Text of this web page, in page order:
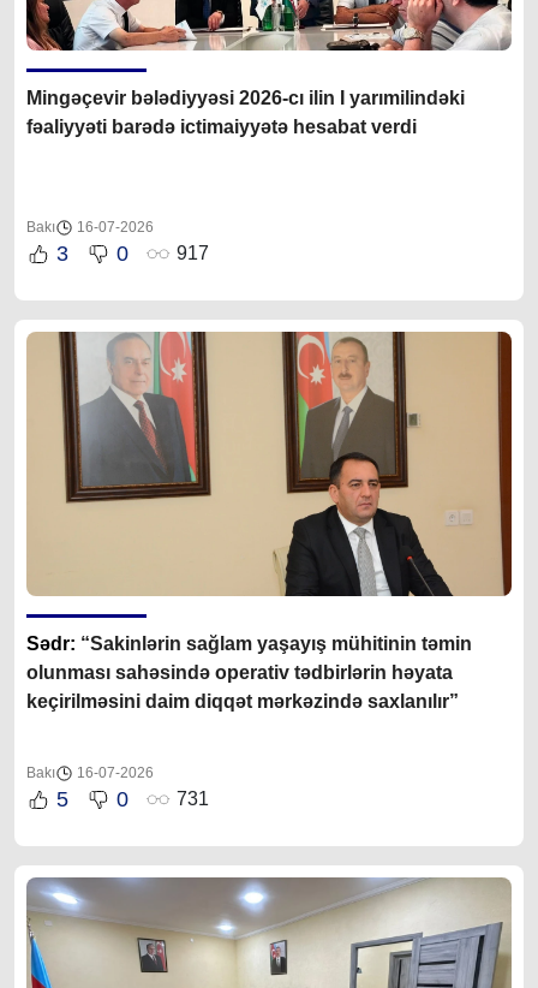
Mingəçevir bələdiyyəsi 2026-cı ilin I yarımilindəki
fəaliyyəti barədə ictimaiyyətə hesabat verdi
Bakı 16-07-2026
3 0 917
Sədr: “Sakinlərin sağlam yaşayış mühitinin təmin
olunması sahəsində operativ tədbirlərin həyata
keçirilməsini daim diqqət mərkəzində saxlanılır”
Bakı 16-07-2026
5 0 731